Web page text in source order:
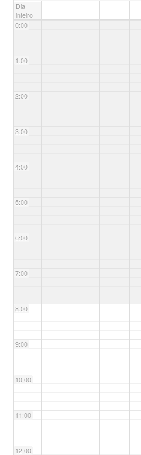
Dia
inteiro
0:00
1:00
2:00
3:00
4:00
5:00
6:00
7:00
8:00
9:00
10:00
11:00
12:00